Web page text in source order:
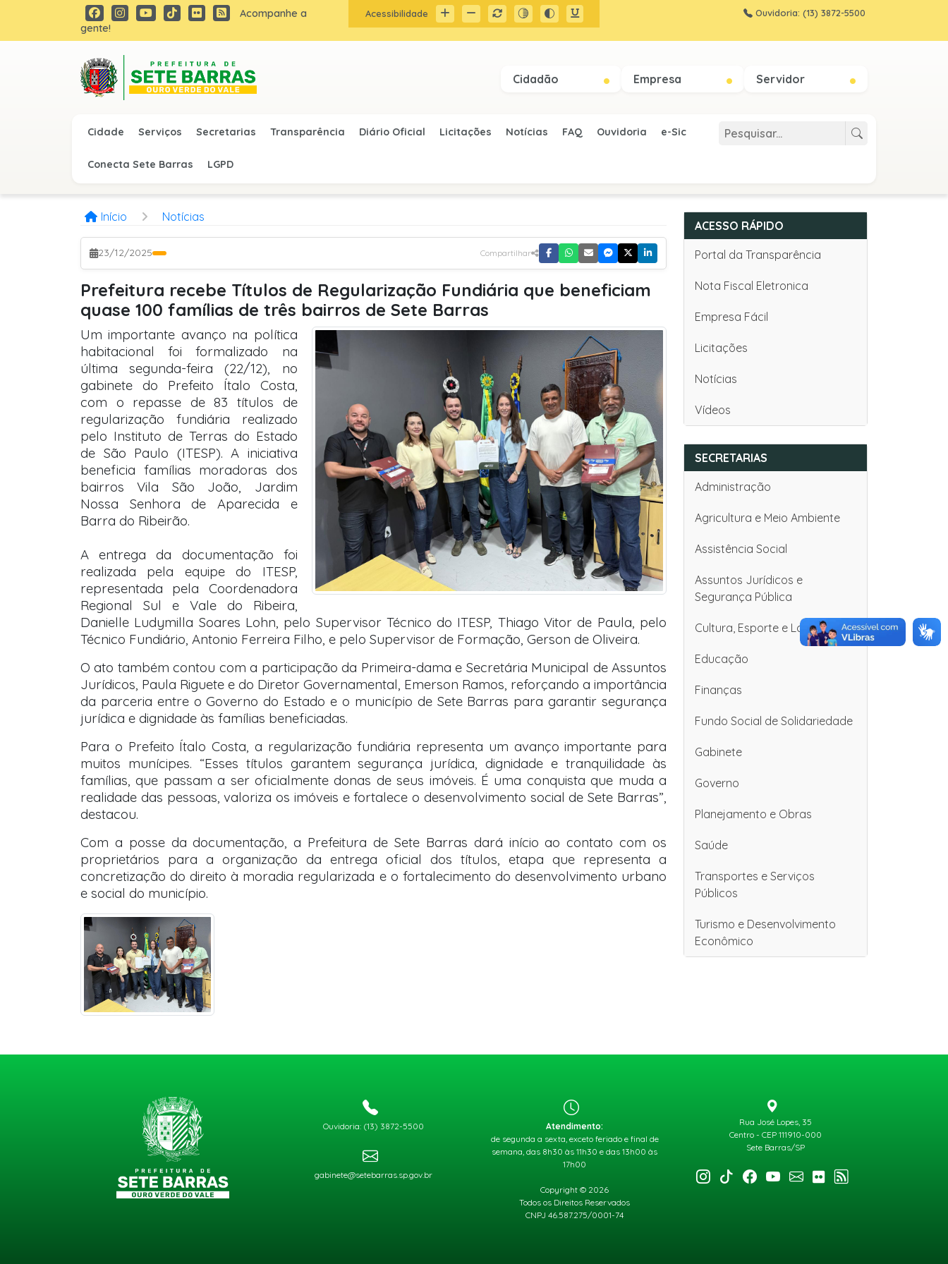
Acompanhe a
gente!
Acessibilidade Ouvidoria: (13) 3872-5500
Cidadão Empresa Servidor
Cidade Serviços Secretarias Transparência Diário Oficial Licitações Notícias FAQ Ouvidoria e-Sic
Conecta Sete Barras LGPD
Início Notícias
23/12/2025 Compartilhar
Prefeitura recebe Títulos de Regularização Fundiária que beneficiam
quase 100 famílias de três bairros de Sete Barras
Um importante avanço na política
habitacional foi formalizado na
última segunda-feira (22/12), no
gabinete do Prefeito Ítalo Costa,
com o repasse de 83 títulos de
regularização fundiária realizado
pelo Instituto de Terras do Estado
de São Paulo (ITESP). A iniciativa
beneficia famílias moradoras dos
bairros Vila São João, Jardim
Nossa Senhora de Aparecida e
Barra do Ribeirão.
A entrega da documentação foi
realizada pela equipe do ITESP,
representada pela Coordenadora
Regional Sul e Vale do Ribeira,
Danielle Ludymilla Soares Lohn, pelo Supervisor Técnico do ITESP, Thiago Vitor de Paula, pelo
Técnico Fundiário, Antonio Ferreira Filho, e pelo Supervisor de Formação, Gerson de Oliveira.
O ato também contou com a participação da Primeira-dama e Secretária Municipal de Assuntos
Jurídicos, Paula Riguete e do Diretor Governamental, Emerson Ramos, reforçando a importância
da parceria entre o Governo do Estado e o município de Sete Barras para garantir segurança
jurídica e dignidade às famílias beneficiadas.
Para o Prefeito Ítalo Costa, a regularização fundiária representa um avanço importante para
muitos munícipes. “Esses títulos garantem segurança jurídica, dignidade e tranquilidade às
famílias, que passam a ser oficialmente donas de seus imóveis. É uma conquista que muda a
realidade das pessoas, valoriza os imóveis e fortalece o desenvolvimento social de Sete Barras”,
destacou.
Com a posse da documentação, a Prefeitura de Sete Barras dará início ao contato com os
proprietários para a organização da entrega oficial dos títulos, etapa que representa a
concretização do direito à moradia regularizada e o fortalecimento do desenvolvimento urbano
e social do município.
ACESSO RÁPIDO
Portal da Transparência
Nota Fiscal Eletronica
Empresa Fácil
Licitações
Notícias
Vídeos
SECRETARIAS
Administração
Agricultura e Meio Ambiente
Assistência Social
Assuntos Jurídicos e
Segurança Pública
Cultura, Esporte e Lazer
Educação
Finanças
Fundo Social de Solidariedade
Gabinete
Governo
Planejamento e Obras
Saúde
Transportes e Serviços
Públicos
Turismo e Desenvolvimento
Econômico
Ouvidoria: (13) 3872-5500
gabinete@setebarras.sp.gov.br
Atendimento:
de segunda a sexta, exceto feriado e final de
semana, das 8h30 às 11h30 e das 13h00 às
17h00
Copyright © 2026
Todos os Direitos Reservados
CNPJ 46.587.275/0001-74
Rua José Lopes, 35
Centro - CEP 111910-000
Sete Barras/SP